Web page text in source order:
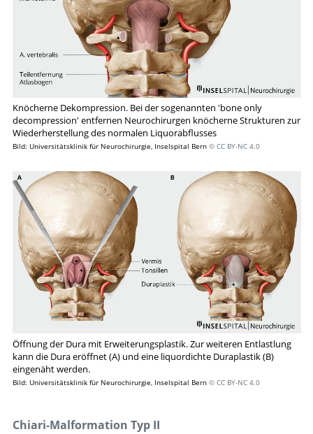
Knöcherne Dekompression. Bei der sogenannten 'bone only
decompression' entfernen Neurochirurgen knöcherne Strukturen zur
Wiederherstellung des normalen Liquorabflusses
Bild: Universitätsklinik für Neurochirurgie, Inselspital Bern © CC BY-NC 4.0
Öffnung der Dura mit Erweiterungsplastik. Zur weiteren Entlastlung
kann die Dura eröffnet (A) und eine liquordichte Duraplastik (B)
eingenäht werden.
Bild: Universitätsklinik für Neurochirurgie, Inselspital Bern © CC BY-NC 4.0
Chiari-Malformation Typ II